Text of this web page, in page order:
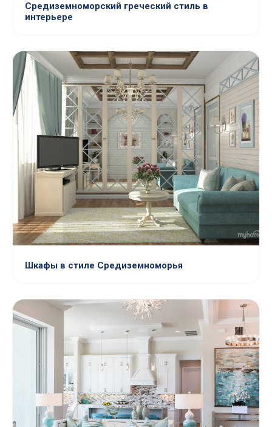
Средиземноморский греческий стиль в
интерьере
Шкафы в стиле Средиземноморья